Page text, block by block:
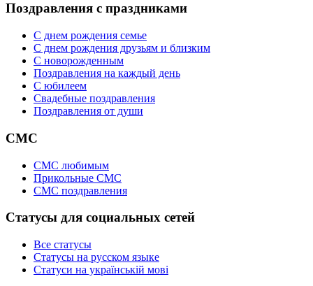
Поздравления с праздниками
С днем рождения семье
С днем рождения друзьям и близким
C новорожденным
Поздравления на каждый день
С юбилеем
Свадебные поздравления
Поздравления от души
СМС
СМС любимым
Прикольные СМС
СМС поздравления
Статусы для социальных сетей
Все статусы
Статусы на русском языке
Статуси на українській мові